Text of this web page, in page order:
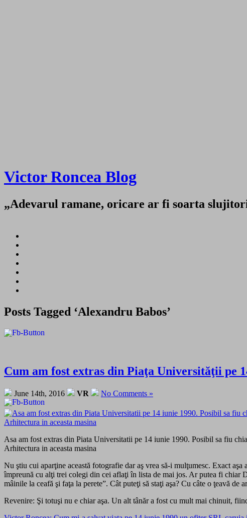
Victor Roncea Blog
„Adevarul ramane, oricare ar fi soarta
Posts Tagged ‘Alexandru Babos’
Cum am fost extras din Piaţa Universităţii pe
June 14th, 2016 VR No Comments »
Asa am fost extras din Piata Universitatii pe 14 iunie 1990. Posibil sa fiu
Arhitectura in aceasta masina
Nu ştiu cui aparţine această fotografie dar aş vrea să-i mulţumesc. Exact
împreună cu alţi trei colegi din cei aflaţi în lista de mai jos. Ar putea fi chiar
mâinile la ceafă şi faţa la perete”. Cât puteţi să staţi aşa? Cu câte o ţeavă
Revenire: Şi totuşi nu e chiar aşa. Un alt tânăr a fost cu mult mai chinuit,